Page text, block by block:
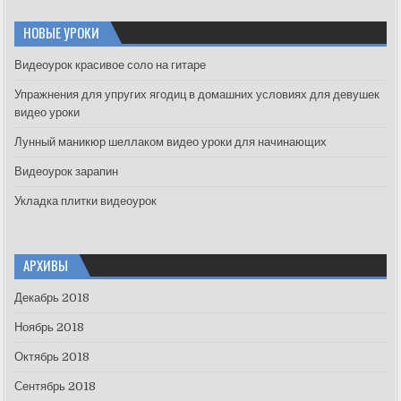
h
f
r
:
НОВЫЕ УРОКИ
Видеоурок красивое соло на гитаре
Упражнения для упругих ягодиц в домашних условиях для девушек
видео уроки
Лунный маникюр шеллаком видео уроки для начинающих
Видеоурок зарапин
Укладка плитки видеоурок
АРХИВЫ
Декабрь 2018
Ноябрь 2018
Октябрь 2018
Сентябрь 2018